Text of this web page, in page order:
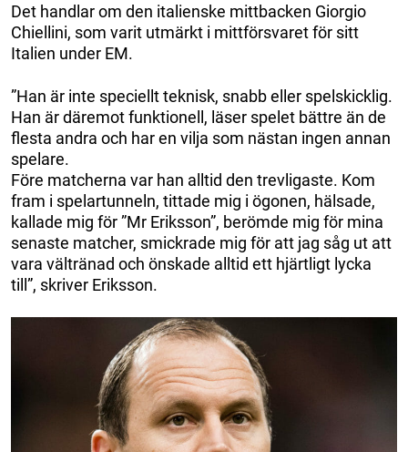
Det handlar om den italienske mittbacken Giorgio
Chiellini, som varit utmärkt i mittförsvaret för sitt
Italien under EM.
”Han är inte speciellt teknisk, snabb eller spelskicklig.
Han är däremot funktionell, läser spelet bättre än de
flesta andra och har en vilja som nästan ingen annan
spelare.
Före matcherna var han alltid den trevligaste. Kom
fram i spelartunneln, tittade mig i ögonen, hälsade,
kallade mig för ”Mr Eriksson”, berömde mig för mina
senaste matcher, smickrade mig för att jag såg ut att
vara vältränad och önskade alltid ett hjärtligt lycka
till”, skriver Eriksson.